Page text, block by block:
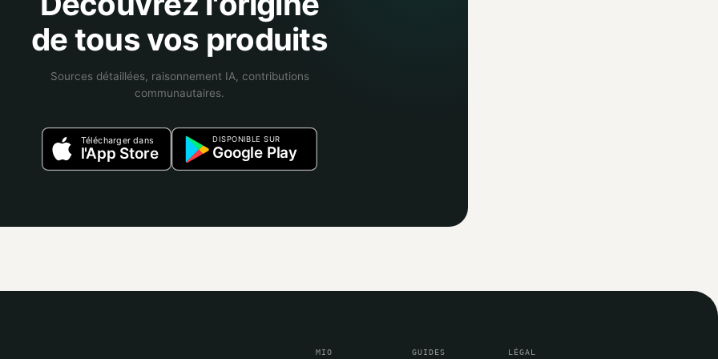
de tous vos produits
Sources détaillées, raisonnement IA, contributions
communautaires.
Télécharger dans
l'App Store
DISPONIBLE SUR
Google Play
MIO GUIDES LÉGAL